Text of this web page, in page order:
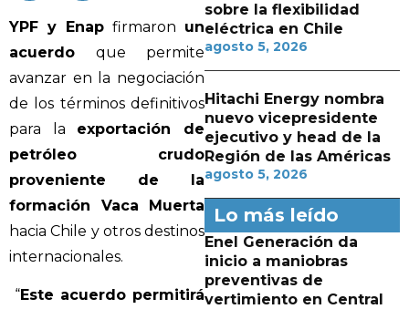
YPF y Enap firmaron un
acuerdo que permite
avanzar en la negociación
de los términos definitivos
para la exportación de
petróleo crudo
proveniente de la
formación Vaca Muerta
hacia Chile y otros destinos
internacionales.
“Este acuerdo permitirá
sobre la flexibilidad
eléctrica en Chile
agosto 5, 2026
Hitachi Energy nombra
nuevo vicepresidente
ejecutivo y head de la
Región de las Américas
agosto 5, 2026
Lo más leído
Enel Generación da
inicio a maniobras
preventivas de
vertimiento en Central